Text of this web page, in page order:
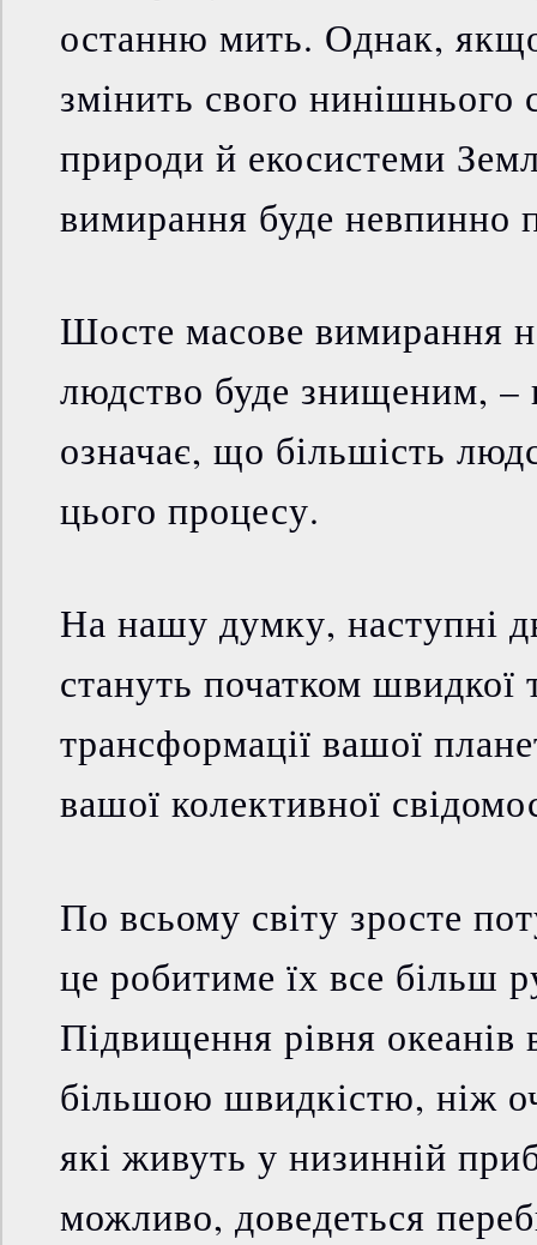
останню мить. Однак,
змінить свого нинішнього
природи й екосистеми
вимирання буде невпинно
Шосте масове вимирання
людство буде знищеним, –
означає, що більшість
цього процесу.
На нашу думку, наступні
стануть початком швидкої
трансформації вашої
вашої колективної
По всьому світу зросте
це робитиме їх все більш
Підвищення рівня океанів
більшою швидкістю, ніж
які живуть у низинній
можливо, доведеться